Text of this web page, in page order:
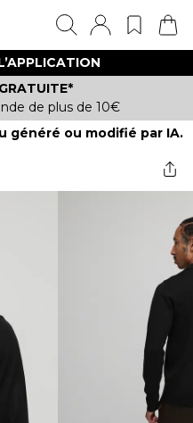
de plus de 10€
généré ou modifié par IA.